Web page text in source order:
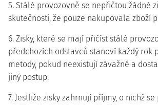
5. Stálé provozovně se nepřičtou žádné
skutečnosti, že pouze nakupovala zboží
6. Zisky, které se mají přičíst stálé
předchozích odstavců stanoví každý rok
metody, pokud neexistují závažné a
jiný postup.
7. Jestliže zisky zahrnují příjmy, o nichž